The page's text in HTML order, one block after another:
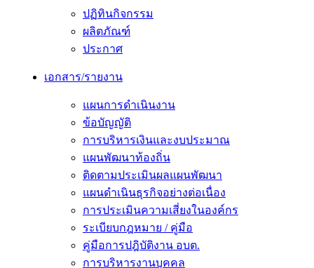
ปฏิทินกิจกรรม
ผลิตภัณฑ์
ประกาศ
เอกสาร/รายงาน
แผนการดำเนินงาน
ข้อบัญญัติ
การบริหารเงินและงบประมาณ
แผนพัฒนาท้องถิ่น
ติดตามประเมินผลแผนพัฒนา
แผนดำเนินธุรกิจอย่างต่อเนื่อง
การประเมินความเสี่ยงในองค์กร
ระเบียบกฎหมาย / คู่มือ
คู่มือการปฎิบัติงาน อบต.
การบริหารงานบุคคล